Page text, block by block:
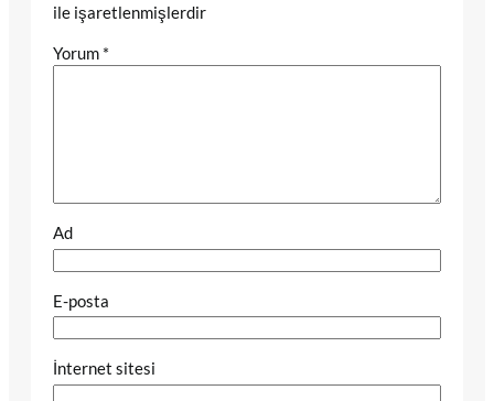
ile işaretlenmişlerdir
Yorum *
Ad
E-posta
İnternet sitesi